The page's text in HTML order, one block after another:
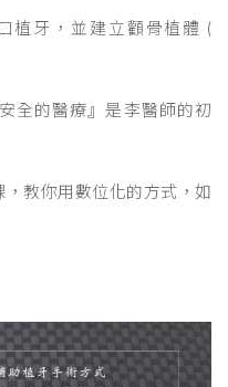
植牙，並建立顴骨植體 (
全的醫療』是李醫師的初
教你用數位化的方式，如